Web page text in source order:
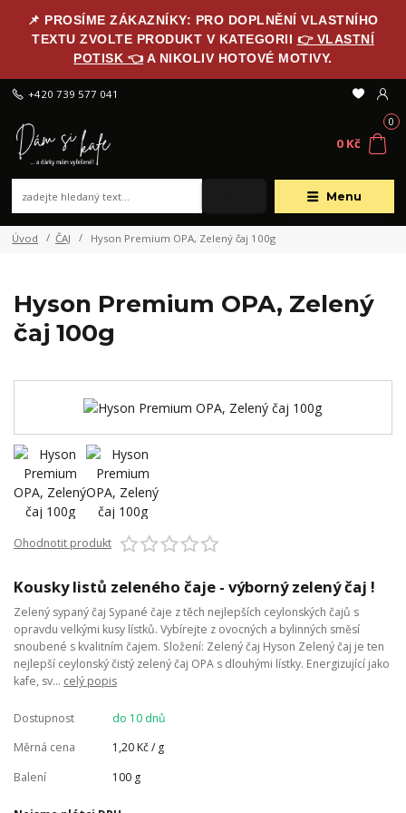
📌 PROSÍME ZÁKAZNÍKY: PRO DOPLNĚNÍ VLASTNÍHO
TEXTU ZVOLTE PRODUKT V KATEGORII 👉 VLASTNÍ
POTISK 👈 A NIKOLIV HOTOVÉ MOTIVY.
Menu
+420 739 577 041
0
0 Kč
Úvod ČAJ Hyson Premium OPA, Zelený čaj 100g
Hyson Premium OPA, Zelený
čaj 100g
Ohodnotit produkt
Kousky listů zeleného čaje - výborný zelený čaj !
Zelený sypaný čaj Sypané čaje z těch nejlepších ceylonských čajů s
opravdu velkými kusy lístků. Vybírejte z ovocných a bylinných směsí
snoubené s kvalitním čajem. Složení: Zelený čaj Hyson Zelený čaj je ten
nejlepší ceylonský čistý zelený čaj OPA s dlouhými lístky. Energizující jako
kafe, sv... celý popis
Dostupnost
do 10 dnů
Měrná cena
1,20 Kč / g
Balení
100 g